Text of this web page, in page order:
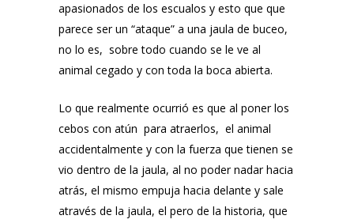
apasionados de los escualos y esto que que
parece ser un “ataque” a una jaula de buceo,
no lo es, sobre todo cuando se le ve al
animal cegado y con toda la boca abierta.
Lo que realmente ocurrió es que al poner los
cebos con atún para atraerlos, el animal
accidentalmente y con la fuerza que tienen se
vio dentro de la jaula, al no poder nadar hacia
atrás, el mismo empuja hacia delante y sale
através de la jaula, el pero de la historia, que